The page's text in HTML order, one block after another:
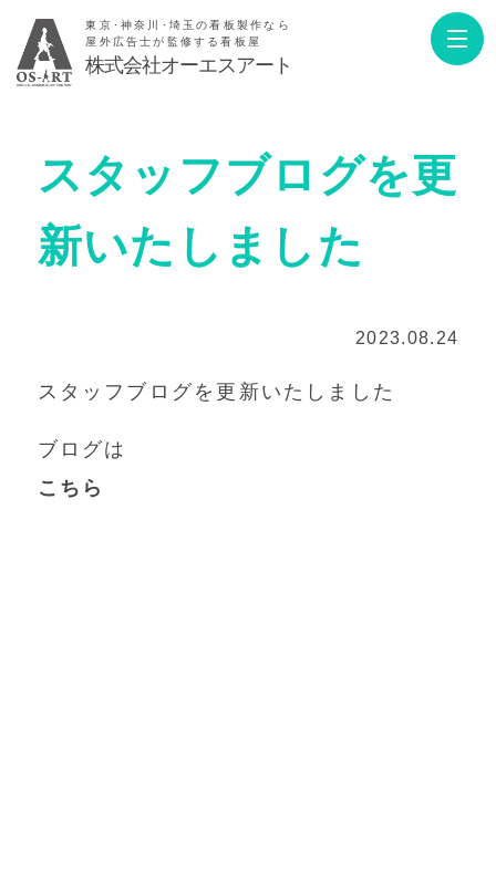
東京･神奈川･埼玉の看板製作なら
屋外広告士が監修する看板屋
株式会社オーエスアート
スタッフブログを更
新いたしました
2023.08.24
スタッフブログを更新いたしました
ブログは
こちら